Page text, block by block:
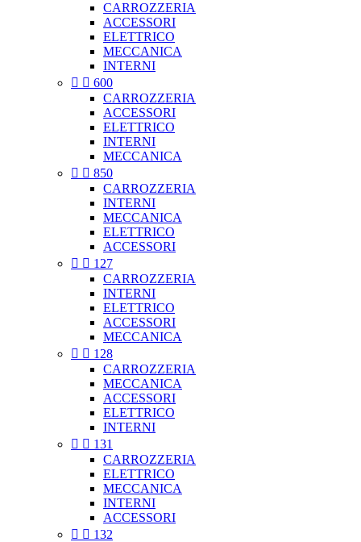
CARROZZERIA
ACCESSORI
ELETTRICO
MECCANICA
INTERNI
  600
CARROZZERIA
ACCESSORI
ELETTRICO
INTERNI
MECCANICA
  850
CARROZZERIA
INTERNI
MECCANICA
ELETTRICO
ACCESSORI
  127
CARROZZERIA
INTERNI
ELETTRICO
ACCESSORI
MECCANICA
  128
CARROZZERIA
MECCANICA
ACCESSORI
ELETTRICO
INTERNI
  131
CARROZZERIA
ELETTRICO
MECCANICA
INTERNI
ACCESSORI
  132